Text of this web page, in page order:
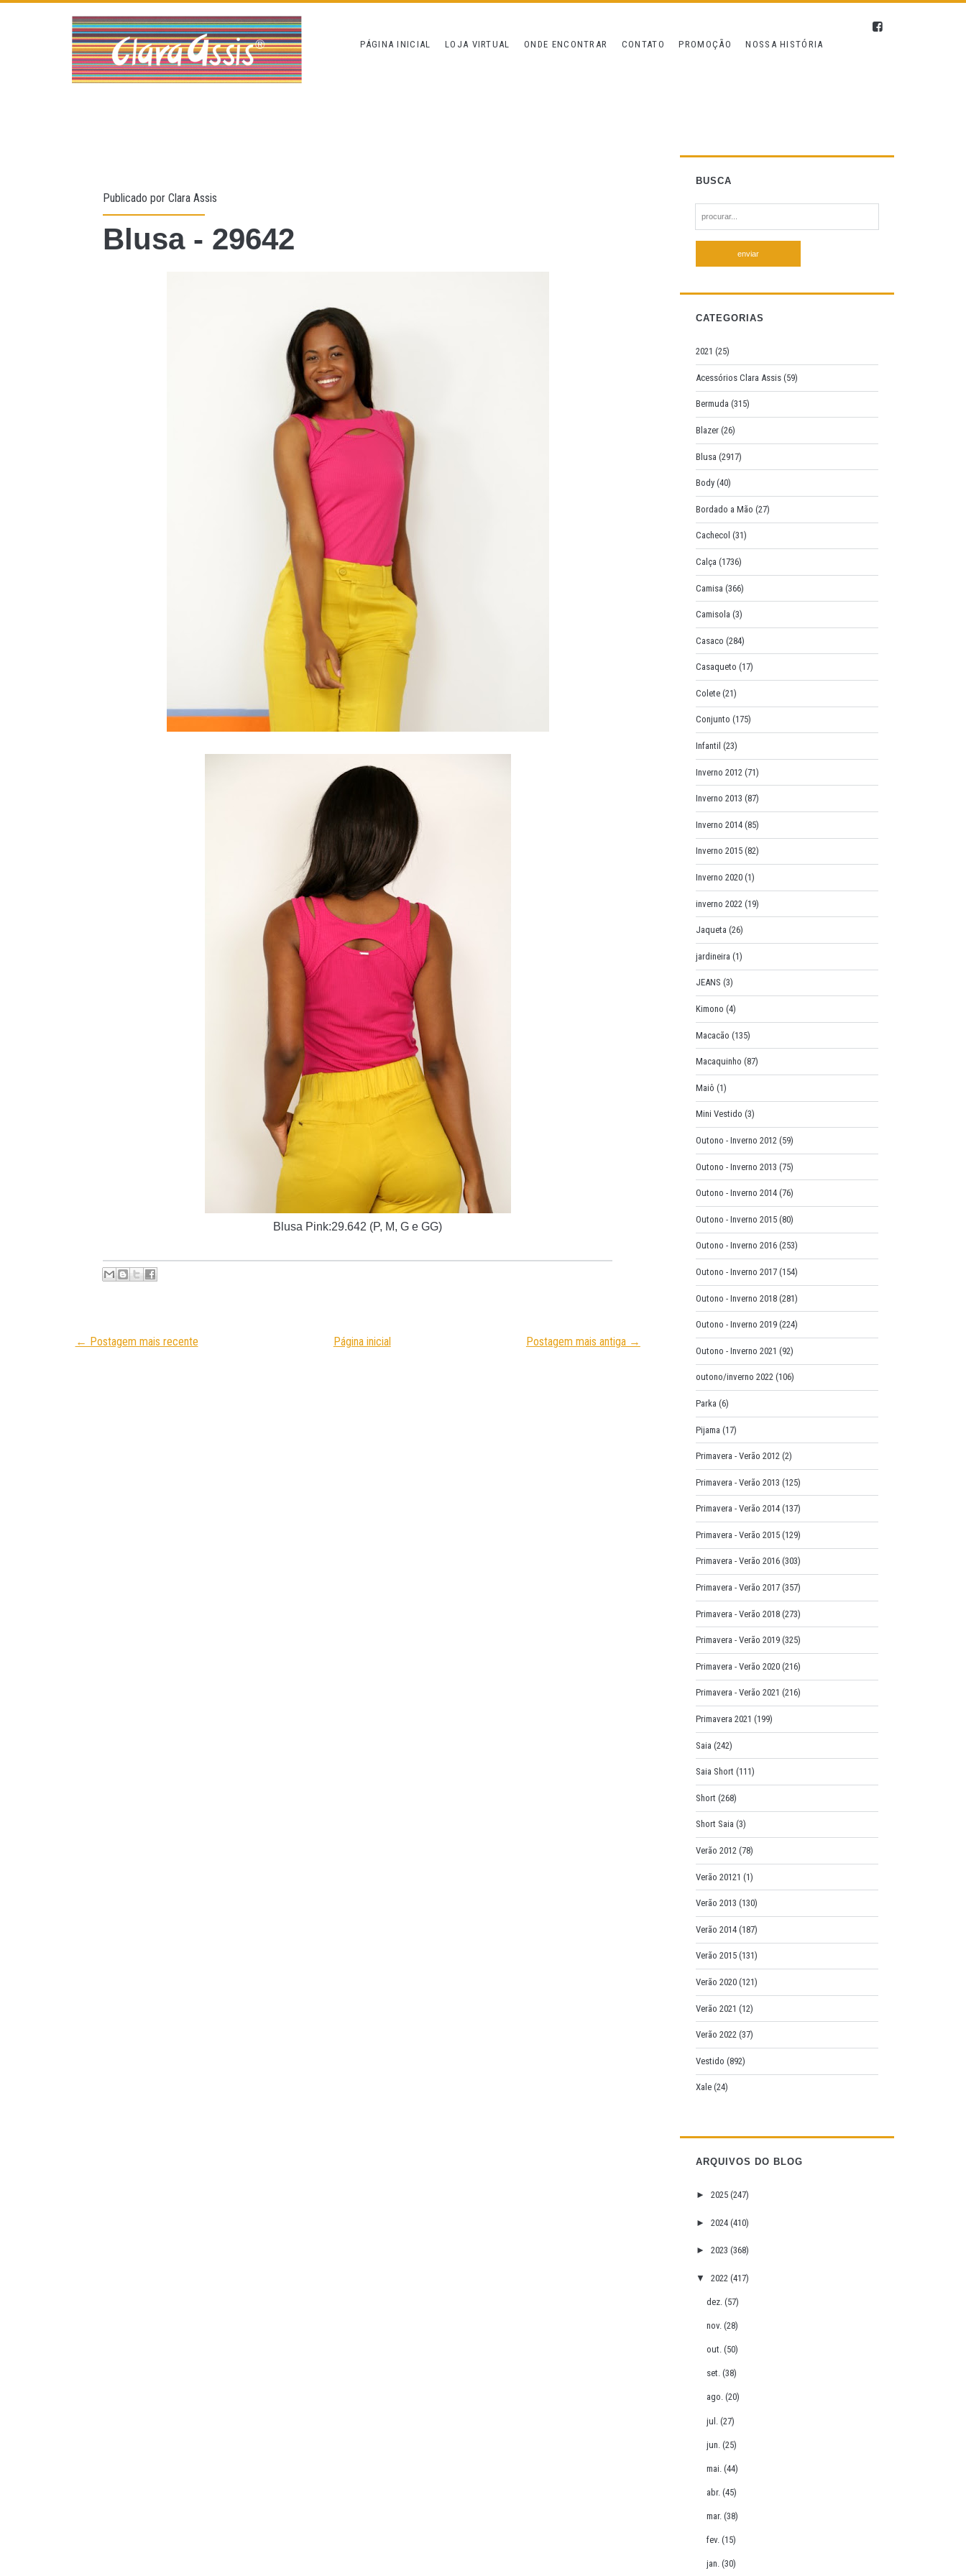
PÁGINA INICIAL LOJA VIRTUAL ONDE ENCONTRAR CONTATO PROMOÇÃO NOSSA HISTÓRIA
Publicado porClara Assis
Blusa - 29642
Blusa Pink:29.642 (P, M, G e GG)
← Postagem mais recente Postagem mais antiga →
Página inicial
BUSCA
e
h
f
r
:
CATEGORIAS
2021 (25)
Acessórios Clara Assis (59)
Bermuda (315)
Blazer (26)
Blusa (2917)
Body (40)
Bordado a Mão (27)
Cachecol (31)
Calça (1736)
Camisa (366)
Camisola (3)
Casaco (284)
Casaqueto (17)
Colete (21)
Conjunto (175)
Infantil (23)
Inverno 2012 (71)
Inverno 2013 (87)
Inverno 2014 (85)
Inverno 2015 (82)
Inverno 2020 (1)
inverno 2022 (19)
Jaqueta (26)
jardineira (1)
JEANS (3)
Kimono (4)
Macacão (135)
Macaquinho (87)
Maiô (1)
Mini Vestido (3)
Outono - Inverno 2012 (59)
Outono - Inverno 2013 (75)
Outono - Inverno 2014 (76)
Outono - Inverno 2015 (80)
Outono - Inverno 2016 (253)
Outono - Inverno 2017 (154)
Outono - Inverno 2018 (281)
Outono - Inverno 2019 (224)
Outono - Inverno 2021 (92)
outono/inverno 2022 (106)
Parka (6)
Pijama (17)
Primavera - Verão 2012 (2)
Primavera - Verão 2013 (125)
Primavera - Verão 2014 (137)
Primavera - Verão 2015 (129)
Primavera - Verão 2016 (303)
Primavera - Verão 2017 (357)
Primavera - Verão 2018 (273)
Primavera - Verão 2019 (325)
Primavera - Verão 2020 (216)
Primavera - Verão 2021 (216)
Primavera 2021 (199)
Saia (242)
Saia Short (111)
Short (268)
Short Saia (3)
Verão 2012 (78)
Verão 20121 (1)
Verão 2013 (130)
Verão 2014 (187)
Verão 2015 (131)
Verão 2020 (121)
Verão 2021 (12)
Verão 2022 (37)
Vestido (892)
Xale (24)
ARQUIVOS DO BLOG
► 2025 (247)
► 2024 (410)
► 2023 (368)
▼ 2022 (417)
dez.(57)
nov.(28)
out.(50)
set.(38)
ago.(20)
jul.(27)
jun.(25)
mai.(44)
abr.(45)
mar.(38)
fev.(15)
jan.(30)